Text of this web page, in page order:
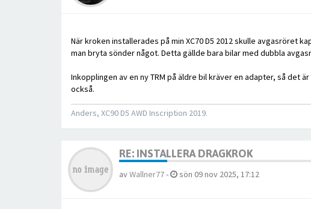
När kroken installerades på min XC70 D5 2012 skulle avgasröret
man bryta sönder något. Detta gällde bara bilar med dubbla
Inkopplingen av en ny TRM på äldre bil kräver en adapter, så det
också.
Anders, XC90 D5 AWD Inscription 2019.
RE: INSTALLERA DRAGKROK
avWallner77- sön 09 nov 2025, 17:12